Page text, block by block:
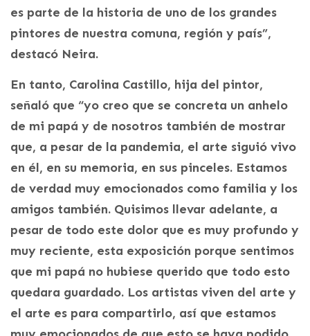
es parte de la historia de uno de los grandes
pintores de nuestra comuna, región y país”,
destacó Neira.
En tanto, Carolina Castillo, hija del pintor,
señaló que “yo creo que se concreta un anhelo
de mi papá y de nosotros también de mostrar
que, a pesar de la pandemia, el arte siguió vivo
en él, en su memoria, en sus pinceles. Estamos
de verdad muy emocionados como familia y los
amigos también. Quisimos llevar adelante, a
pesar de todo este dolor que es muy profundo y
muy reciente, esta exposición porque sentimos
que mi papá no hubiese querido que todo esto
quedara guardado. Los artistas viven del arte y
el arte es para compartirlo, así que estamos